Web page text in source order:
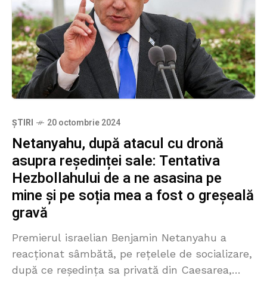
ȘTIRI 20 octombrie 2024
Netanyahu, după atacul cu dronă
asupra reședinței sale: Tentativa
Hezbollahului de a ne asasina pe
mine și pe soția mea a fost o greșeală
gravă
Premierul israelian Benjamin Netanyahu a
reacționat sâmbătă, pe rețelele de socializare,
după ce reședința sa privată din Caesarea,